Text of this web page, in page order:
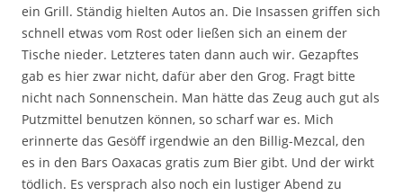
ein Grill. Ständig hielten Autos an. Die Insassen griffen sich
schnell etwas vom Rost oder ließen sich an einem der
Tische nieder. Letzteres taten dann auch wir. Gezapftes
gab es hier zwar nicht, dafür aber den Grog. Fragt bitte
nicht nach Sonnenschein. Man hätte das Zeug auch gut als
Putzmittel benutzen können, so scharf war es. Mich
erinnerte das Gesöff irgendwie an den Billig-Mezcal, den
es in den Bars Oaxacas gratis zum Bier gibt. Und der wirkt
tödlich. Es versprach also noch ein lustiger Abend zu